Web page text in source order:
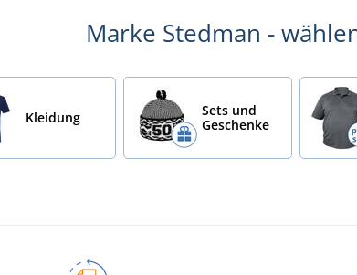
Marke Stedman -
Kleidung
Sets und
Geschenke